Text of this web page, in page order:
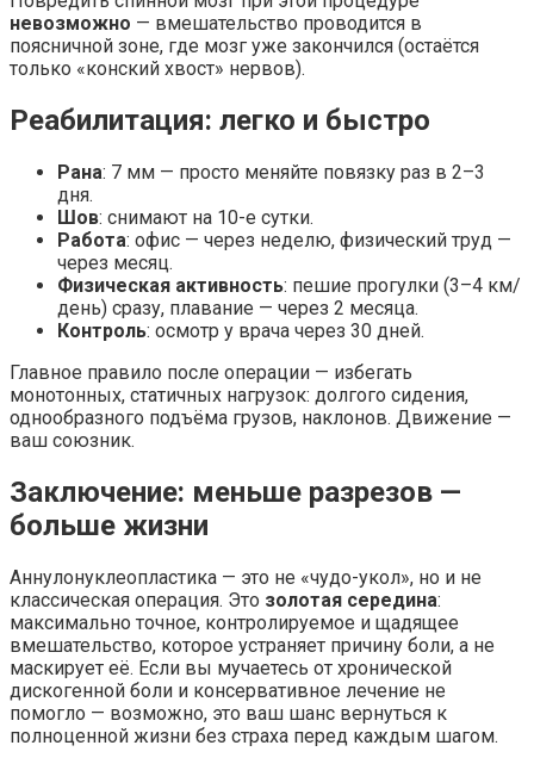
невозможно — вмешательство проводится в
поясничной зоне, где мозг уже закончился (остаётся
только «конский хвост» нервов).
Реабилитация: легко и быстро
Рана: 7 мм — просто меняйте повязку раз в 2–3
дня.
Шов: снимают на 10-е сутки.
Работа: офис — через неделю, физический труд —
через месяц.
Физическая активность: пешие прогулки (3–4 км/
день) сразу, плавание — через 2 месяца.
Контроль: осмотр у врача через 30 дней.
Главное правило после операции — избегать
монотонных, статичных нагрузок: долгого сидения,
однообразного подъёма грузов, наклонов. Движение —
ваш союзник.
Заключение: меньше разрезов —
больше жизни
Аннулонуклеопластика — это не «чудо-укол», но и не
классическая операция. Это золотая середина:
максимально точное, контролируемое и щадящее
вмешательство, которое устраняет причину боли, а не
маскирует её. Если вы мучаетесь от хронической
дискогенной боли и консервативное лечение не
помогло — возможно, это ваш шанс вернуться к
полноценной жизни без страха перед каждым шагом.